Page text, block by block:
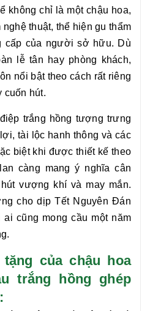
không chỉ là một chậu hoa,
nghệ thuật, thể hiện gu thẩm
cấp của người sở hữu. Dù
lễ tân hay phòng khách,
nổi bật theo cách rất riêng
cuốn hút.
trắng hồng tượng trưng
tài lộc hanh thông và các
biệt khi được thiết kế theo
càng mang ý nghĩa cân
vượng khí và may mắn.
cho dịp Tết Nguyên Đán
cũng mong cầu một năm
của chậu hoa
trắng hồng ghép